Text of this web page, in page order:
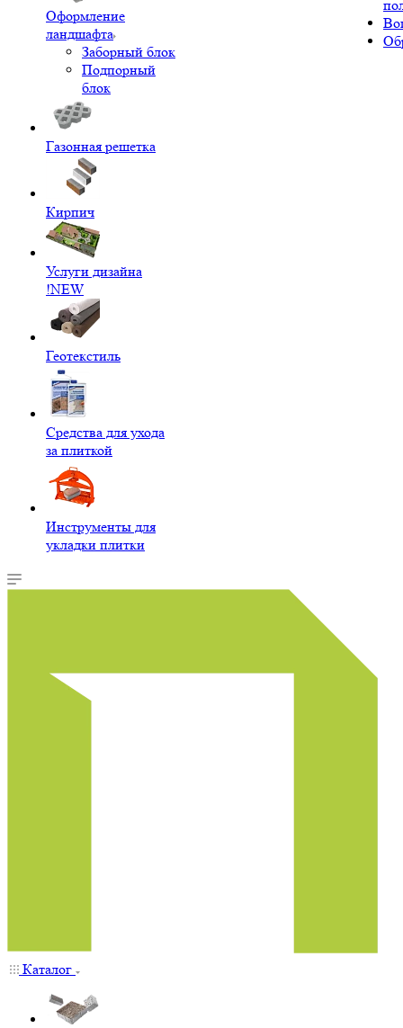
Оформление
ландшафта
Заборный блок
Подпорный
блок
Газонная решетка
Кирпич
Услуги дизайна
!NEW
Геотекстиль
Средства для ухода
за плиткой
Инструменты для
укладки плитки
Каталог